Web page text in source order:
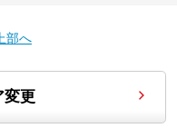
部へ
更